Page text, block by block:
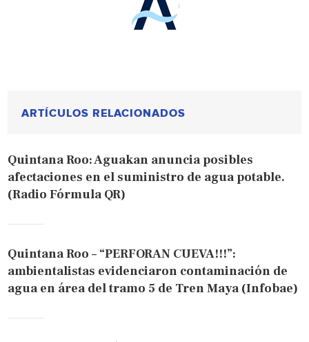
ARTÍCULOS RELACIONADOS
Quintana Roo: Aguakan anuncia posibles
afectaciones en el suministro de agua potable.
(Radio Fórmula QR)
Quintana Roo – “PERFORAN CUEVA!!!”:
ambientalistas evidenciaron contaminación de
agua en área del tramo 5 de Tren Maya (Infobae)